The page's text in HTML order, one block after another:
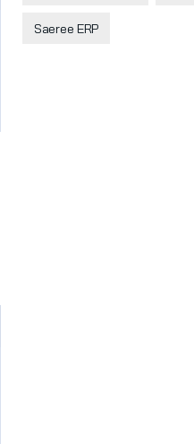
Saeree ERP